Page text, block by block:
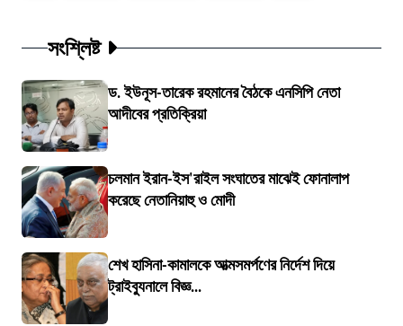
সংশ্লিষ্ট
ড. ইউনূস-তারেক রহমানের বৈঠকে এনসিপি নেতা
আদীবের প্রতিক্রিয়া
চলমান ইরান-ইস'রাইল সংঘাতের মাঝেই ফোনালাপ
করেছে নেতানিয়াহু ও মোদী
শেখ হাসিনা-কামালকে আত্মসমর্পণের নির্দেশ দিয়ে
ট্রাইব্যুনালে বিজ্ঞ...